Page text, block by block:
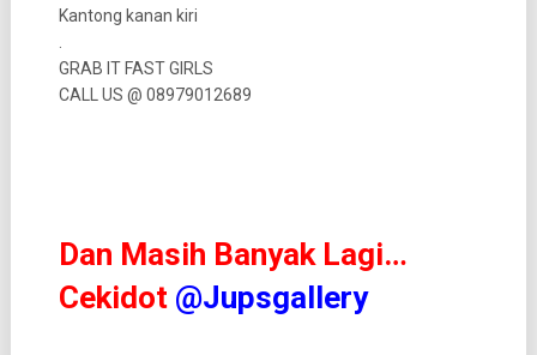
Kantong kanan kiri
.
GRAB IT FAST GIRLS
CALL US @ 08979012689
Dan Masih Banyak Lagi…
Cekidot @Jupsgallery